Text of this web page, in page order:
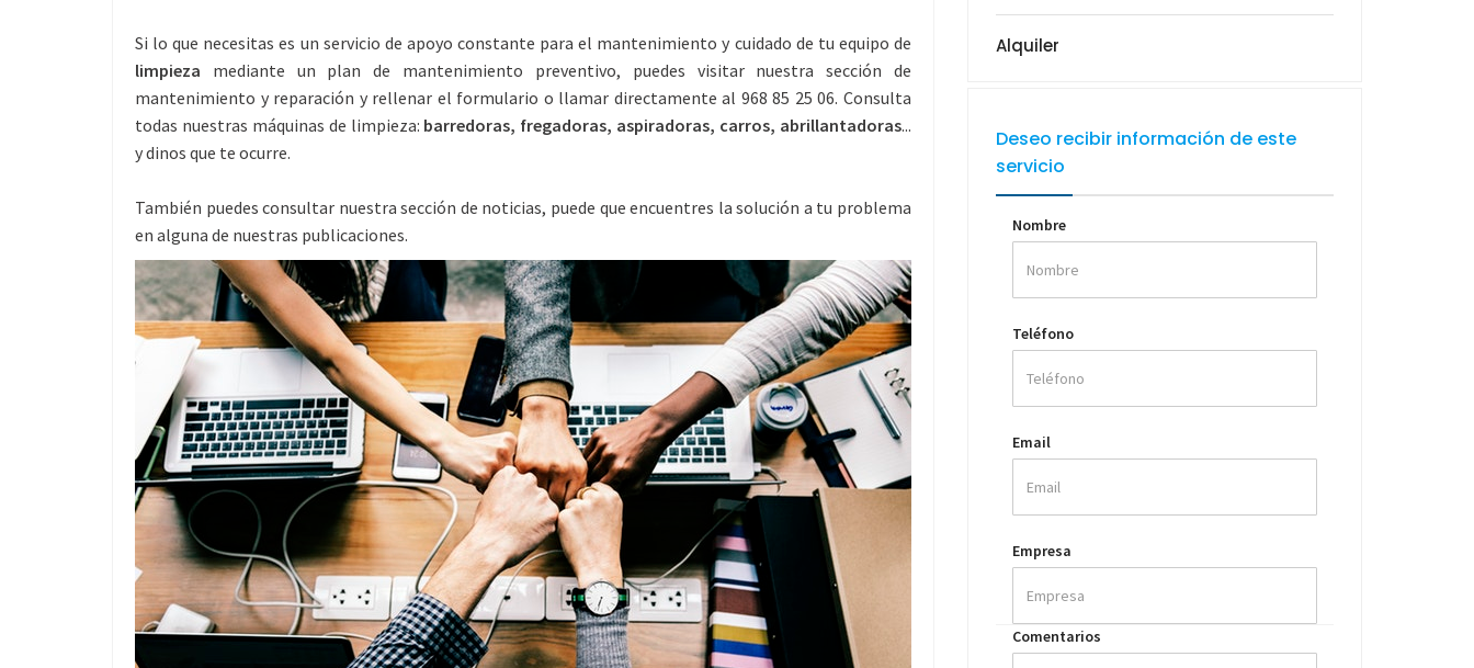
Si lo que necesitas es un servicio de apoyo constante para el mantenimiento y cuidado de tu equipo de
limpieza mediante un plan de mantenimiento preventivo, puedes visitar nuestra sección de
mantenimiento y reparación y rellenar el formulario o llamar directamente al 968 85 25 06. Consulta
todas nuestras máquinas de limpieza: barredoras, fregadoras, aspiradoras, carros, abrillantadoras...
y dinos que te ocurre.
También puedes consultar nuestra sección de noticias, puede que encuentres la solución a tu problema
en alguna de nuestras publicaciones.
Alquiler
Deseo recibir información de este
servicio
Nombre
Teléfono
Email
Empresa
Comentarios